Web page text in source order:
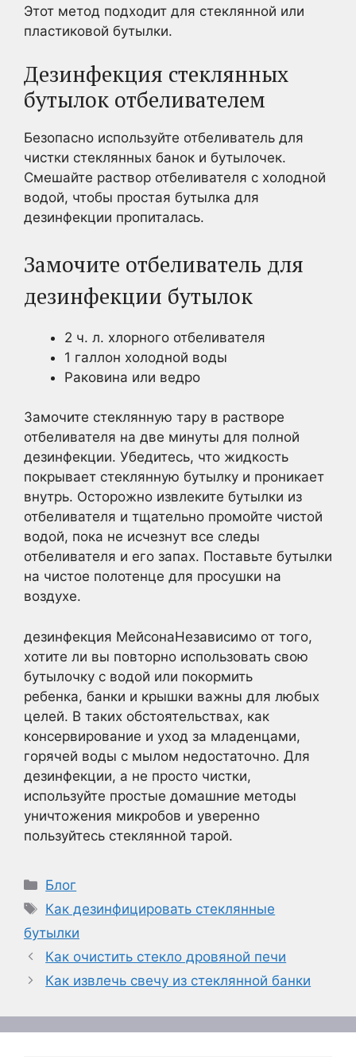
Этот метод подходит для стеклянной или
пластиковой бутылки.
Дезинфекция стеклянных
бутылок отбеливателем
Безопасно используйте отбеливатель для
чистки стеклянных банок и бутылочек.
Смешайте раствор отбеливателя с холодной
водой, чтобы простая бутылка для
дезинфекции пропиталась.
Замочите отбеливатель для
дезинфекции бутылок
2 ч. л. хлорного отбеливателя
1 галлон холодной воды
Раковина или ведро
Замочите стеклянную тару в растворе
отбеливателя на две минуты для полной
дезинфекции. Убедитесь, что жидкость
покрывает стеклянную бутылку и проникает
внутрь. Осторожно извлеките бутылки из
отбеливателя и тщательно промойте чистой
водой, пока не исчезнут все следы
отбеливателя и его запах. Поставьте бутылки
на чистое полотенце для просушки на
воздухе.
дезинфекция МейсонаНезависимо от того,
хотите ли вы повторно использовать свою
бутылочку с водой или покормить
ребенка, банки и крышки важны для любых
целей. В таких обстоятельствах, как
консервирование и уход за младенцами,
горячей воды с мылом недостаточно. Для
дезинфекции, а не просто чистки,
используйте простые домашние методы
уничтожения микробов и уверенно
пользуйтесь стеклянной тарой.
Рубрики
Блог
Метки
Как дезинфицировать стеклянные
бутылки
Как очистить стекло дровяной печи
Как извлечь свечу из стеклянной банки